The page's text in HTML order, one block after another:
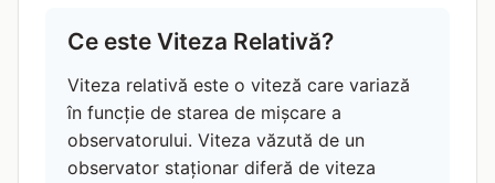
Ce este Viteza Relativă?
Viteza relativă este o viteză care variază
în funcție de starea de mișcare a
observatorului. Viteza văzută de un
observator staționar diferă de viteza